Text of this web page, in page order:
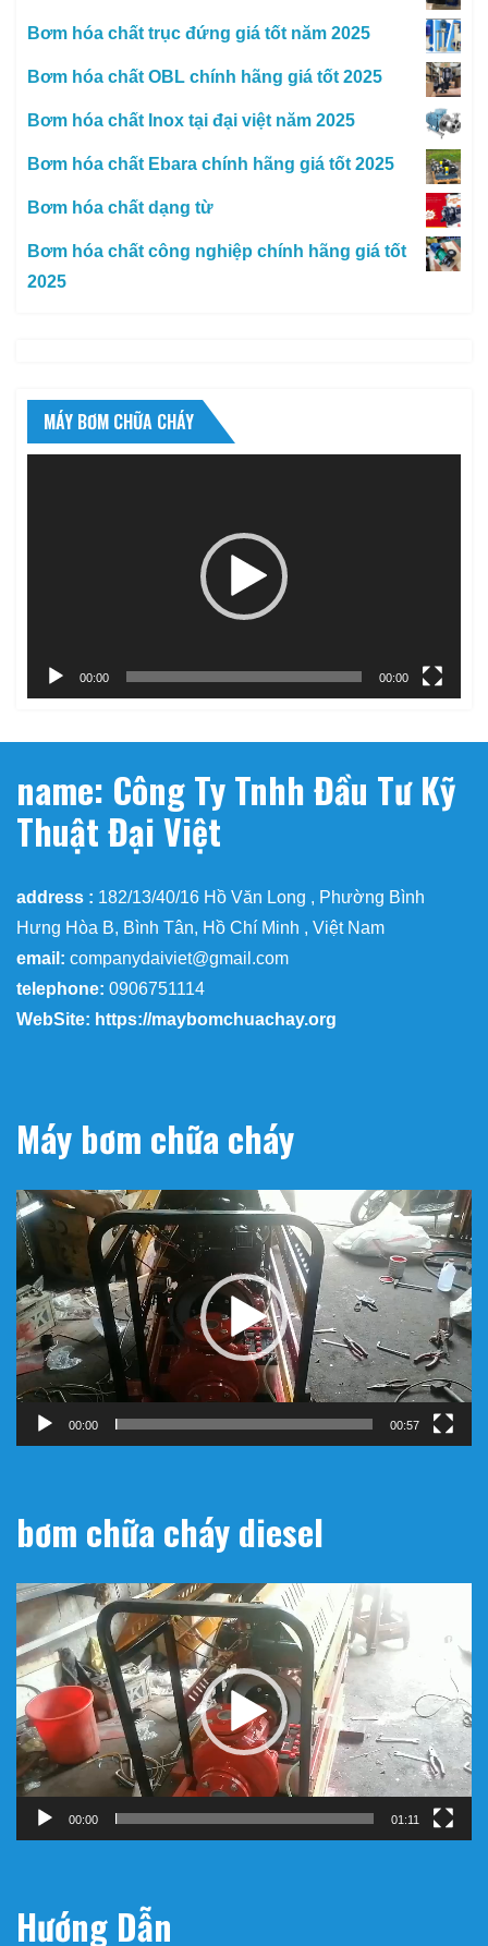
Bơm hóa chất trục đứng giá tốt năm 2025
Bơm hóa chất OBL chính hãng giá tốt 2025
Bơm hóa chất Inox tại đại việt năm 2025
Bơm hóa chất Ebara chính hãng giá tốt 2025
Bơm hóa chất dạng từ
Bơm hóa chất công nghiệp chính hãng giá tốt
2025
MÁY BƠM CHỮA CHÁY
00:00 00:00
name: Công Ty Tnhh Đầu Tư Kỹ
Thuật Đại Việt
address : 182/13/40/16 Hồ Văn Long , Phường Bình
Hưng Hòa B, Bình Tân, Hồ Chí Minh , Việt Nam
email: companydaiviet@gmail.com
telephone: 0906751114
WebSite: https://maybomchuachay.org
Máy bơm chữa cháy
Trình
chơi
Video
00:00 00:57
bơm chữa cháy diesel
Trình
chơi
Video
00:00 01:11
Hướng Dẫn